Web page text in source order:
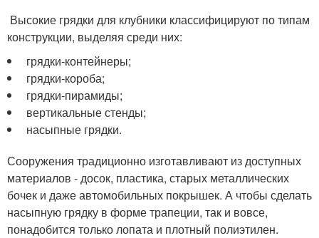
Высокие грядки для клубники классифицируют по типам
конструкции, выделяя среди них:
грядки-контейнеры;
грядки-короба;
грядки-пирамиды;
вертикальные стенды;
насыпные грядки.
Сооружения традиционно изготавливают из доступных
материалов - досок, пластика, старых металлических
бочек и даже автомобильных покрышек. А чтобы сделать
насыпную грядку в форме трапеции, так и вовсе,
понадобится только лопата и плотный полиэтилен.